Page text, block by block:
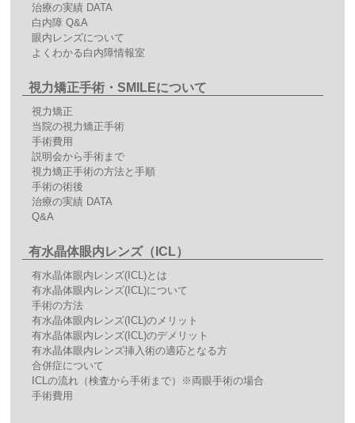
治療の実績 DATA
白内障 Q&A
眼内レンズについて
よくわかる白内障情報室
視力矯正手術・SMILEについて
視力矯正
当院の視力矯正手術
手術費用
説明会から手術まで
視力矯正手術の方法と手順
手術の術後
治療の実績 DATA
Q&A
有水晶体眼内レンズ（ICL）
有水晶体眼内レンズ(ICL)とは
有水晶体眼内レンズ(ICL)について
手術の方法
有水晶体眼内レンズ(ICL)のメリット
有水晶体眼内レンズ(ICL)のデメリット
有水晶体眼内レンズ挿入術の適応となる方
合併症について
ICLの流れ（検査から手術まで）※両眼手術の場合
手術費用